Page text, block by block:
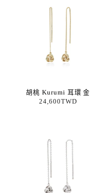
胡桃 Kurumi 耳環 金
24,600TWD